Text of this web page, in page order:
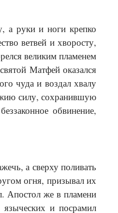
а руки и ноги крепко
ветвей и хворосту,
великим пламенем
Матфей оказался
чуда и воздал хвалу
силу, сохранившую
обвинение,
а сверху поливать
огня, призывал их
Апостол же в пламени
и посрамил